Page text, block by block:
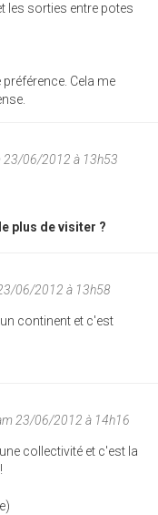
les sorties entre potes
Cela me
23/06/2012 à 13h53
plus de visiter ?
06/2012 à 13h58
continent et c'est
23/06/2012 à 14h16
collectivité et c'est la